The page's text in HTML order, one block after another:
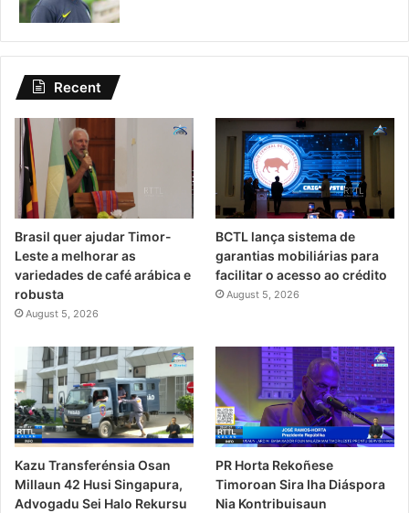
Recent
Brasil quer ajudar Timor-
Leste a melhorar as
variedades de café arábica e
robusta
August 5, 2026
BCTL lança sistema de
garantias mobiliárias para
facilitar o acesso ao crédito
August 5, 2026
Kazu Transferénsia Osan
Millaun 42 Husi Singapura,
Advogadu Sei Halo Rekursu
PR Horta Rekoñese
Timoroan Sira Iha Diáspora
Nia Kontribuisaun